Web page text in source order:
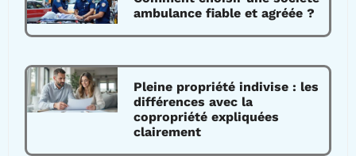
ambulance fiable et agréée ?
Pleine propriété indivise : les
différences avec la
copropriété expliquées
clairement